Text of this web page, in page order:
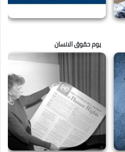
يوم حقوق الانسان